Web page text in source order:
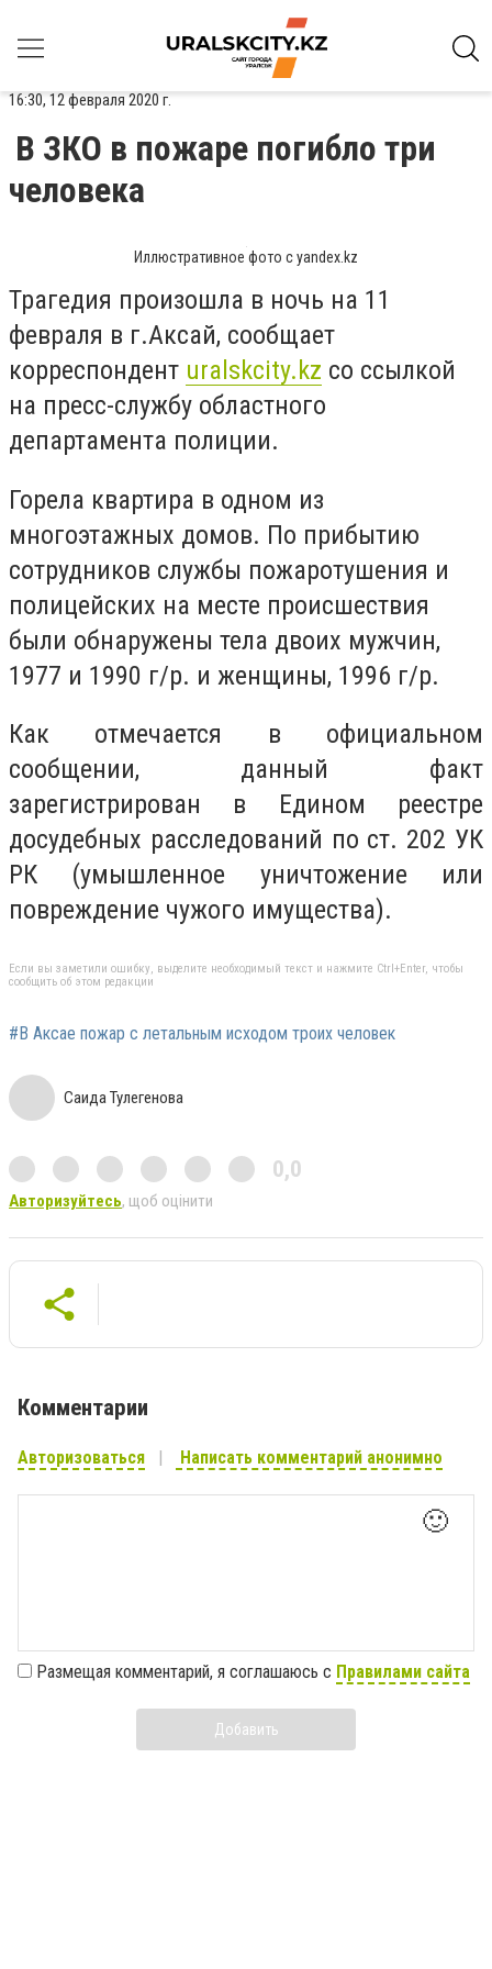
16:30, 12 февраля 2020 г.
В ЗКО в пожаре погибло три
человека
Иллюстративное фото с yandex.kz
Трагедия произошла в ночь на 11
февраля в г.Аксай, сообщает
корреспондент uralskcity.kz со ссылкой
на пресс-службу областного
департамента полиции.
Горела квартира в одном из
многоэтажных домов. По прибытию
сотрудников службы пожаротушения и
полицейских на месте происшествия
были обнаружены тела двоих мужчин,
1977 и 1990 г/р. и женщины, 1996 г/р.
Как отмечается в официальном
сообщении, данный факт
зарегистрирован в Едином реестре
досудебных расследований по ст. 202 УК
РК (умышленное уничтожение или
повреждение чужого имущества).
Если вы заметили ошибку, выделите необходимый текст и нажмите Ctrl+Enter, чтобы
сообщить об этом редакции
#В Аксае пожар с летальным исходом троих человек
Саида Тулегенова
0,0
Авторизуйтесь, щоб оцінити
Комментарии
Авторизоваться Написать комментарий анонимно
🙂
Размещая комментарий, я соглашаюсь с Правилами сайта
Добавить